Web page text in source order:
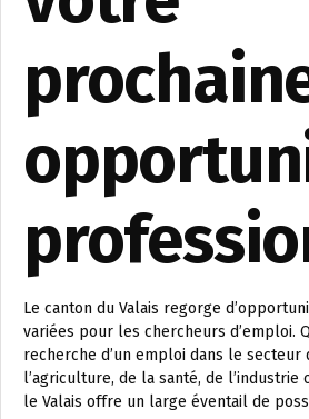
Le canton du Valais regorge
variées pour les chercheurs d’emploi.
recherche d’un emploi dans le secteur
l’agriculture, de la santé, de l’industrie
le Valais offre un large éventail de